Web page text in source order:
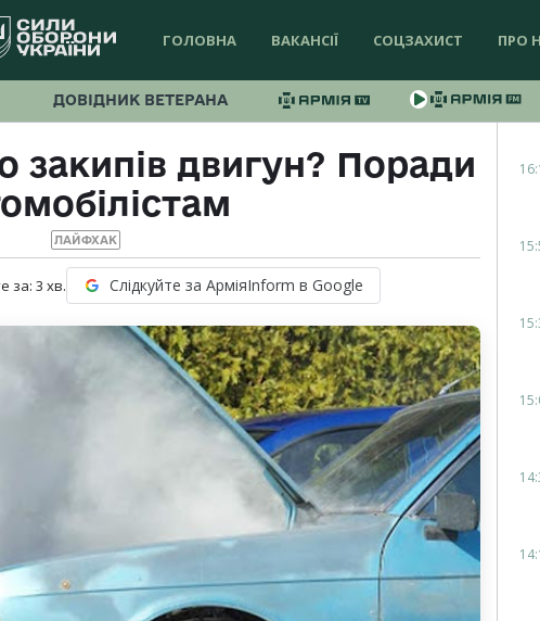
ГОЛОВНА ВАКАНСІЇ СОЦЗАХИСТ ПРО
ДОВІДНИК ВЕТЕРАНА
двигун? Поради
ЛАЙФХАК
за: 3 хв. Слідкуйте за АрміяInform в Google